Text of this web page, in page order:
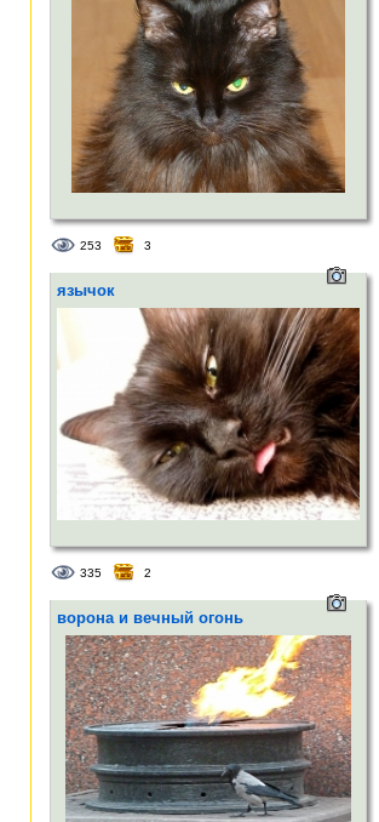
253 3
язычок
335 2
ворона и вечный огонь